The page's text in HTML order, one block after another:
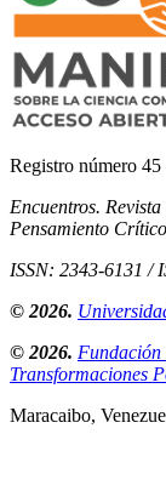
Registro número 45
Encuentros.
Pensamiento
ISSN: 2343-6131 /
© 2026.
© 2026. Fundación
Transformaciones
Maracaibo,